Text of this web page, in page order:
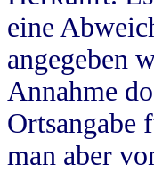
eine
angegeben
Annahme
Ortsangabe
man aber